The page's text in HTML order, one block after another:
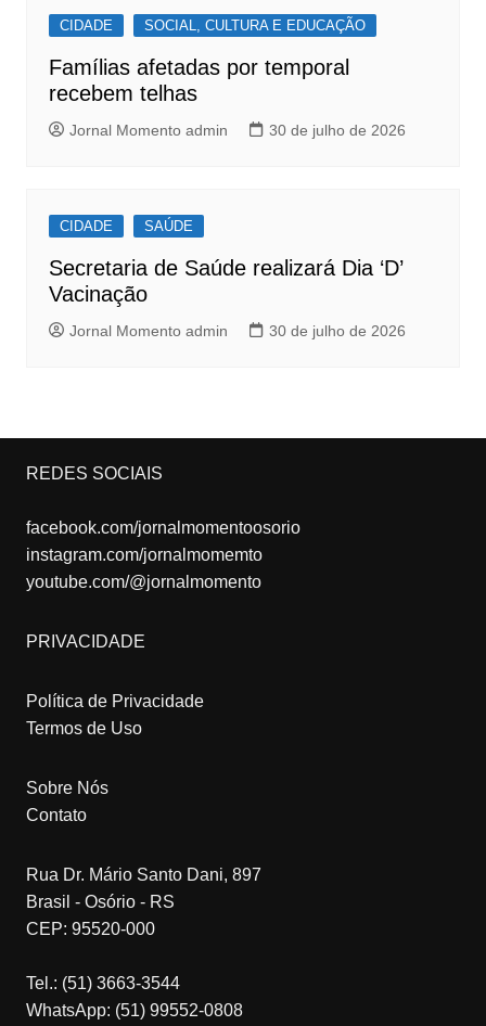
CIDADE SOCIAL, CULTURA E EDUCAÇÃO
Famílias afetadas por temporal
recebem telhas
Jornal Momento admin 30 de julho de 2026
CIDADE SAÚDE
Secretaria de Saúde realizará Dia ‘D’
Vacinação
Jornal Momento admin 30 de julho de 2026
REDES SOCIAIS
facebook.com/jornalmomentoosorio
instagram.com/jornalmomemto
youtube.com/@jornalmomento
PRIVACIDADE
Política de Privacidade
Termos de Uso
Sobre Nós
Contato
Rua Dr. Mário Santo Dani, 897
Brasil - Osório - RS
CEP: 95520-000
Tel.: (51) 3663-3544
WhatsApp: (51) 99552-0808